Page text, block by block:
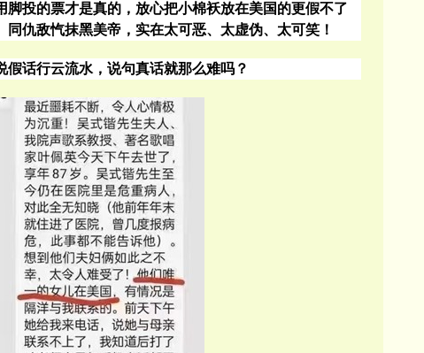
脚投的票才是真的，放心把小棉袄放在美国的更假不了
同仇敌忾抹黑美帝，实在太可恶、太虚伪、太可笑！
假话行云流水，说句真话就那么难吗？